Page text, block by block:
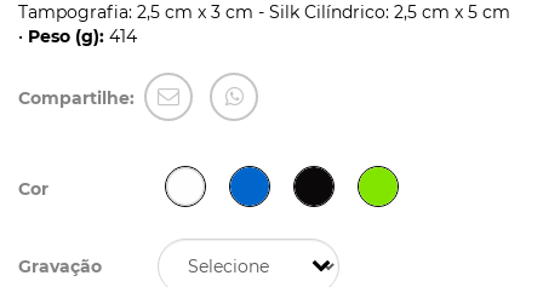
Tampografia: 2,5 cm x 3 cm - Silk Cilíndrico: 2,5 cm x 5 cm
• Peso (g): 414
Compartilhe:
Cor
Gravação